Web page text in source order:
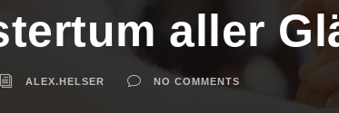
aller
ALEX.HELSER NO COMMENTS